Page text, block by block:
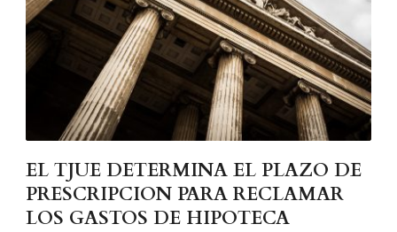
EL TJUE DETERMINA EL PLAZO DE
PRESCRIPCION PARA RECLAMAR
LOS GASTOS DE HIPOTECA